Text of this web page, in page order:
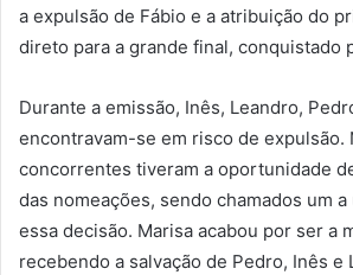
a expulsão de Fábio e a atribuição do
direto para a grande final, conquistado
Durante a emissão, Inês, Leandro,
encontravam-se em risco de expulsão.
concorrentes tiveram a oportunidade
das nomeações, sendo chamados um
essa decisão. Marisa acabou por ser a
recebendo a salvação de Pedro, Inês e